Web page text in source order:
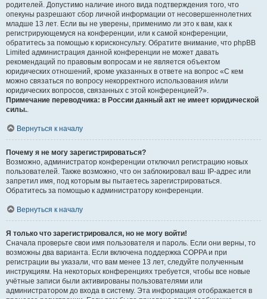
родителей. Допустимо наличие иного вида подтверждения того, что
опекуны разрешают сбор личной информации от несовершеннолетних
младше 13 лет. Если вы не уверены, применимо ли это к вам, как к
регистрирующемуся на конференции, или к самой конференции,
обратитесь за помощью к юрисконсульту. Обратите внимание, что phpBB
Limited администрация данной конференции не может давать
рекомендаций по правовым вопросам и не является объектом
юридических отношений, кроме указанных в ответе на вопрос «С кем
можно связаться по вопросу некорректного использования и/или
юридических вопросов, связанных с этой конференцией?».
Примечание переводчика: в России данный акт не имеет юридической
силы..
Вернуться к началу
Почему я не могу зарегистрироваться?
Возможно, администратор конференции отключил регистрацию новых
пользователей. Также возможно, что он заблокировал ваш IP-адрес или
запретил имя, под которым вы пытаетесь зарегистрироваться.
Обратитесь за помощью к администратору конференции.
Вернуться к началу
Я только что зарегистрировался, но не могу войти!
Сначала проверьте свои имя пользователя и пароль. Если они верны, то
возможны два варианта. Если включена поддержка COPPA и при
регистрации вы указали, что вам менее 13 лет, следуйте полученным
инструкциям. На некоторых конференциях требуется, чтобы все новые
учётные записи были активированы пользователями или
администратором до входа в систему. Эта информация отображается в